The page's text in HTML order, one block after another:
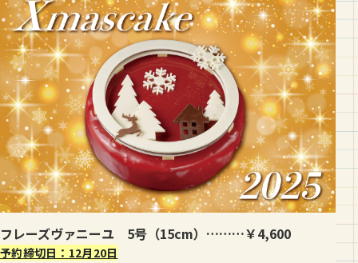
フレーズヴァニーユ 5号（15cm）………￥4,600
予約締切日：12月20日